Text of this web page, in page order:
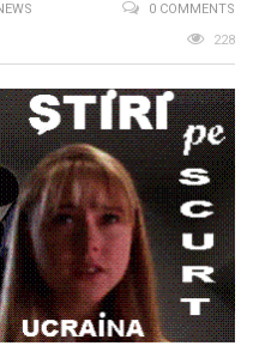
0 COMMENTS
228